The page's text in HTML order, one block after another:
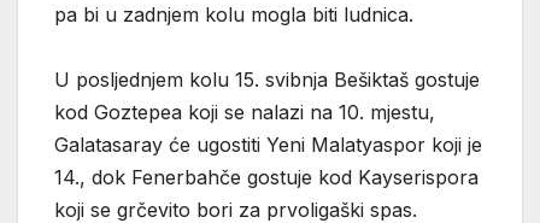
pa bi u zadnjem kolu mogla biti ludnica.
U posljednjem kolu 15. svibnja Bešiktaš gostuje
kod Goztepea koji se nalazi na 10. mjestu,
Galatasaray će ugostiti Yeni Malatyaspor koji je
14., dok Fenerbahče gostuje kod Kayserispora
koji se grčevito bori za prvoligaški spas.